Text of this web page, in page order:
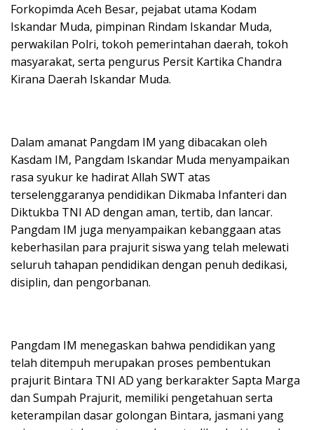
Forkopimda Aceh Besar, pejabat utama Kodam
Iskandar Muda, pimpinan Rindam Iskandar Muda,
perwakilan Polri, tokoh pemerintahan daerah, tokoh
masyarakat, serta pengurus Persit Kartika Chandra
Kirana Daerah Iskandar Muda.
Dalam amanat Pangdam IM yang dibacakan oleh
Kasdam IM, Pangdam Iskandar Muda menyampaikan
rasa syukur ke hadirat Allah SWT atas
terselenggaranya pendidikan Dikmaba Infanteri dan
Diktukba TNI AD dengan aman, tertib, dan lancar.
Pangdam IM juga menyampaikan kebanggaan atas
keberhasilan para prajurit siswa yang telah melewati
seluruh tahapan pendidikan dengan penuh dedikasi,
disiplin, dan pengorbanan.
Pangdam IM menegaskan bahwa pendidikan yang
telah ditempuh merupakan proses pembentukan
prajurit Bintara TNI AD yang berkarakter Sapta Marga
dan Sumpah Prajurit, memiliki pengetahuan serta
keterampilan dasar golongan Bintara, jasmani yang